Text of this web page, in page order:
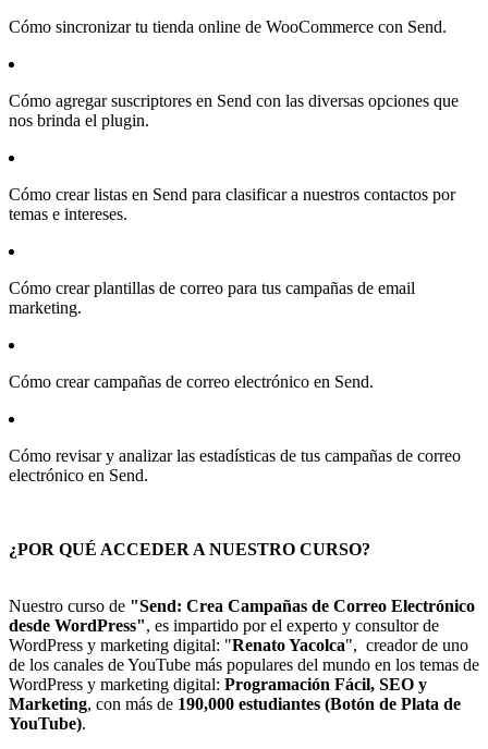
Cómo sincronizar tu tienda online de WooCommerce con Send.
Cómo agregar suscriptores en Send con las diversas opciones que
nos brinda el plugin.
Cómo crear listas en Send para clasificar a nuestros contactos por
temas e intereses.
Cómo crear plantillas de correo para tus campañas de email
marketing.
Cómo crear campañas de correo electrónico en Send.
Cómo revisar y analizar las estadísticas de tus campañas de correo
electrónico en Send.
¿POR QUÉ ACCEDER A NUESTRO CURSO?
Nuestro curso de "Send: Crea Campañas de Correo Electrónico
desde WordPress", es impartido por el experto y consultor de
WordPress y marketing digital: "Renato Yacolca", creador de uno
de los canales de YouTube más populares del mundo en los temas de
WordPress y marketing digital: Programación Fácil, SEO y
Marketing, con más de 190,000 estudiantes (Botón de Plata de
YouTube).